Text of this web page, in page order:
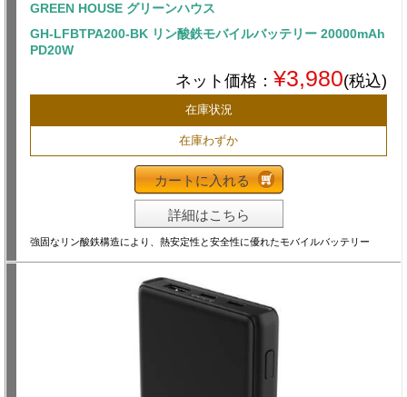
GREEN HOUSE グリーンハウス
GH-LFBTPA200-BK リン酸鉄モバイルバッテリー 20000mAh
PD20W
ネット価格： ¥3,980(税込)
在庫状況
在庫わずか
カートに入れる
詳細はこちら
強固なリン酸鉄構造により、熱安定性と安全性に優れたモバイルバッテリー